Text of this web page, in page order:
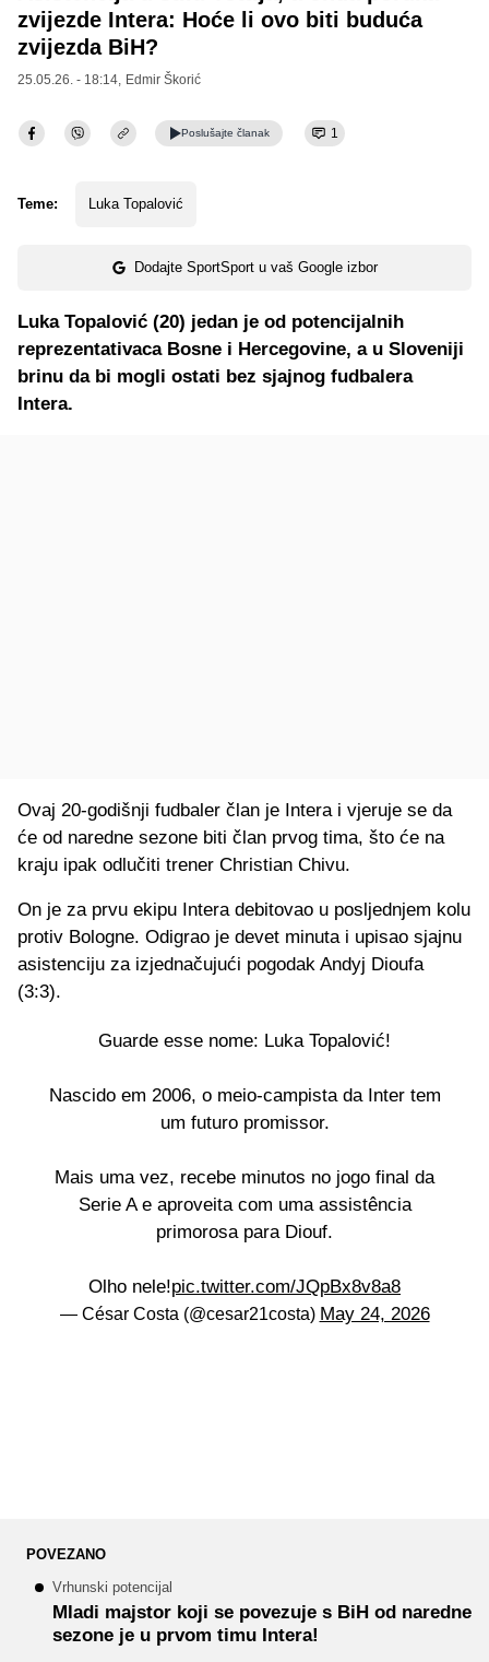
zvijezde Intera: Hoće li ovo biti buduća
zvijezda BiH?
25.05.26. - 18:14, Edmir Škorić
Poslušajte članak 1
Teme: Luka Topalović
Dodajte SportSport u vaš Google izbor
Luka Topalović (20) jedan je od potencijalnih
reprezentativaca Bosne i Hercegovine, a u Sloveniji
brinu da bi mogli ostati bez sjajnog fudbalera
Intera.
Ovaj 20-godišnji fudbaler član je Intera i vjeruje se da
će od naredne sezone biti član prvog tima, što će na
kraju ipak odlučiti trener Christian Chivu.
On je za prvu ekipu Intera debitovao u posljednjem kolu
protiv Bologne. Odigrao je devet minuta i upisao sjajnu
asistenciju za izjednačujući pogodak Andyj Dioufa
(3:3).
Guarde esse nome: Luka Topalović!
Nascido em 2006, o meio-campista da Inter tem
um futuro promissor.
Mais uma vez, recebe minutos no jogo final da
Serie A e aproveita com uma assistência
primorosa para Diouf.
Olho nele!pic.twitter.com/JQpBx8v8a8
— César Costa (@cesar21costa) May 24, 2026
POVEZANO
Vrhunski potencijal
Mladi majstor koji se povezuje s BiH od naredne
sezone je u prvom timu Intera!